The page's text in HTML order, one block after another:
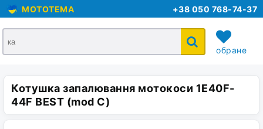
MOTOTEMA +38 050 768-74-37
обране
кошик
Котушка запалювання мотокоси 1E40F-
44F BEST (mod C)